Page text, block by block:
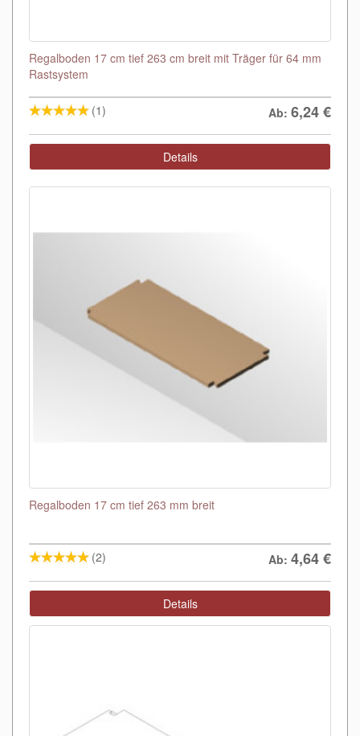
Regalboden 17 cm tief 263 cm breit mit Träger für 64 mm
Rastsystem
(1) Ab: 6,24€
Details
Regalboden 17 cm tief 263 mm breit
(2) Ab: 4,64€
Details